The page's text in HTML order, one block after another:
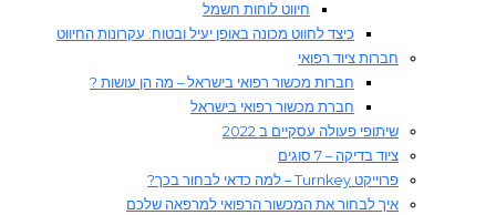
חיווט לוחות חשמל​
כיצד לחווט מכונה באופן יעיל ובטוח: עקרונות החיווט
חברות ציוד רפואי
חברות מכשור רפואי בישראל – מה הן עושות ?
חברת מכשור רפואי בישראל
שיתופי פעולה עסקיים ב 2022
ציוד בדיקה – 7 סוגים
פרוייקט Turnkey – למה כדאי לבחור בכך?
איך לבחור את המכשור הרפואי למרפאה שלכם